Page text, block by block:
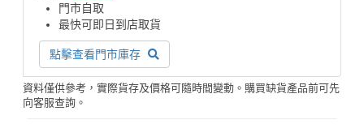
門市自取
最快可即日到店取貨
點擊查看門市庫存
資料僅供參考，實際貨存及價格可隨時間變動。購買缺貨產品前可先
向客服查詢。